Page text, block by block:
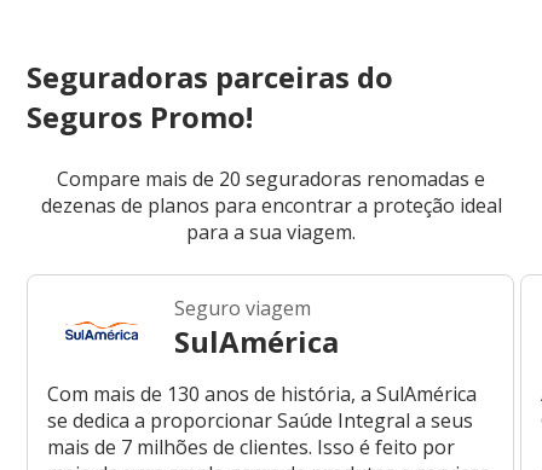
Seguradoras parceiras do
Seguros Promo!
Compare mais de 20 seguradoras renomadas e
dezenas de planos para encontrar a proteção ideal
para a sua viagem.
Seguro viagem
SulAmérica
Com mais de 130 anos de história, a SulAmérica
se dedica a proporcionar Saúde Integral a seus
mais de 7 milhões de clientes. Isso é feito por